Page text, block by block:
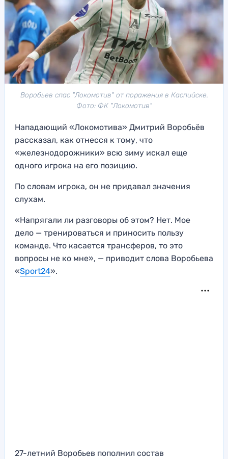
Воробьев спас "Локомотив" от поражения в Каспийске.
Фото: ФК "Локомотив"
Нападающий «Локомотива» Дмитрий Воробьёв
рассказал, как отнесся к тому, что
«железнодорожники» всю зиму искал еще
одного игрока на его позицию.
По словам игрока, он не придавал значения
слухам.
«Напрягали ли разговоры об этом? Нет. Мое
дело — тренироваться и приносить пользу
команде. Что касается трансферов, то это
вопросы не ко мне», — приводит слова Воробьева
«Sport24».
27-летний Воробьев пополнил состав